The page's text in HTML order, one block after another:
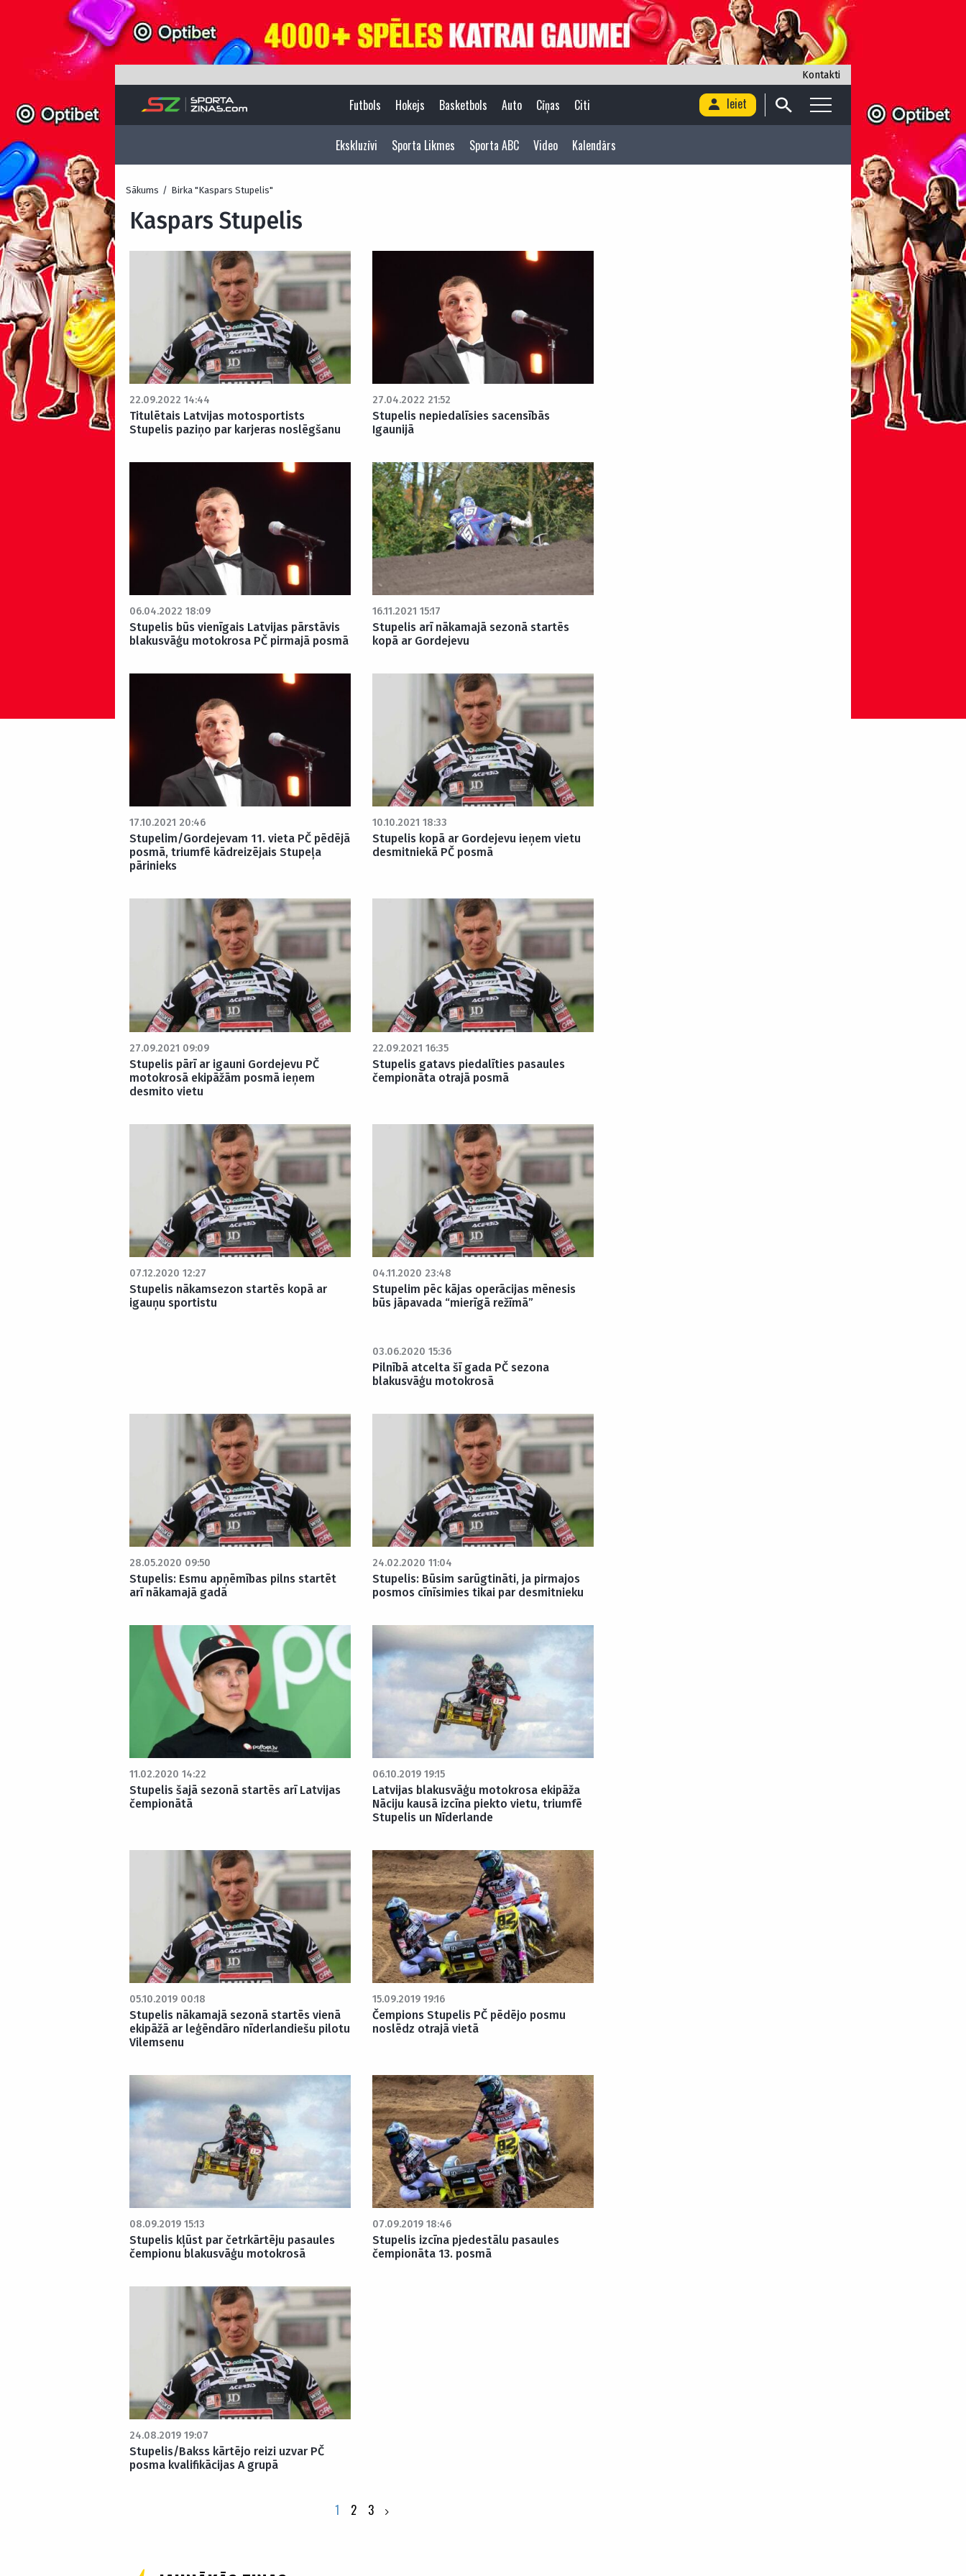
Kontakti
Futbols Hokejs Basketbols Auto Cīņas Citi Ieiet
Ekskluzīvi Sporta Likmes Sporta ABC Video Kalendārs
Sākums / Birka "Kaspars Stupelis"
Kaspars Stupelis
22.09.2022 14:44
Titulētais Latvijas motosportists
Stupelis paziņo par karjeras noslēgšanu
27.04.2022 21:52
Stupelis nepiedalīsies sacensībās
Igaunijā
06.04.2022 18:09
Stupelis būs vienīgais Latvijas pārstāvis
blakusvāģu motokrosa PČ pirmajā posmā
16.11.2021 15:17
Stupelis arī nākamajā sezonā startēs
kopā ar Gordejevu
17.10.2021 20:46
Stupelim/Gordejevam 11. vieta PČ pēdējā
posmā, triumfē kādreizējais Stupeļa
pārinieks
10.10.2021 18:33
Stupelis kopā ar Gordejevu ieņem vietu
desmitniekā PČ posmā
27.09.2021 09:09
Stupelis pārī ar igauni Gordejevu PČ
motokrosā ekipāžām posmā ieņem
desmito vietu
22.09.2021 16:35
Stupelis gatavs piedalīties pasaules
čempionāta otrajā posmā
07.12.2020 12:27
Stupelis nākamsezon startēs kopā ar
igauņu sportistu
04.11.2020 23:48
Stupelim pēc kājas operācijas mēnesis
būs jāpavada “mierīgā režīmā”
03.06.2020 15:36
Pilnībā atcelta šī gada PČ sezona
blakusvāģu motokrosā
28.05.2020 09:50
Stupelis: Esmu apņēmības pilns startēt
arī nākamajā gadā
24.02.2020 11:04
Stupelis: Būsim sarūgtināti, ja pirmajos
posmos cīnīsimies tikai par desmitnieku
11.02.2020 14:22
Stupelis šajā sezonā startēs arī Latvijas
čempionātā
06.10.2019 19:15
Latvijas blakusvāģu motokrosa ekipāža
Nāciju kausā izcīna piekto vietu, triumfē
Stupelis un Nīderlande
05.10.2019 00:18
Stupelis nākamajā sezonā startēs vienā
ekipāžā ar leģēndāro nīderlandiešu pilotu
Vilemsenu
15.09.2019 19:16
Čempions Stupelis PČ pēdējo posmu
noslēdz otrajā vietā
08.09.2019 15:13
Stupelis kļūst par četrkārtēju pasaules
čempionu blakusvāģu motokrosā
07.09.2019 18:46
Stupelis izcīna pjedestālu pasaules
čempionāta 13. posmā
24.08.2019 19:07
Stupelis/Bakss kārtējo reizi uzvar PČ
posma kvalifikācijas A grupā
1 2 3